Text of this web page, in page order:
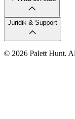
Juridik & Support
© 2026 Palett Hunt.